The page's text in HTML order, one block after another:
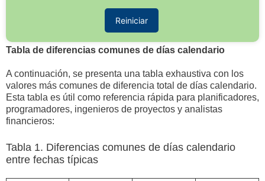
Reiniciar
Tabla de diferencias comunes de días calendario
A continuación, se presenta una tabla exhaustiva con los
valores más comunes de diferencia total de días calendario.
Esta tabla es útil como referencia rápida para planificadores,
programadores, ingenieros de proyectos y analistas
financieros:
Tabla 1. Diferencias comunes de días calendario
entre fechas típicas